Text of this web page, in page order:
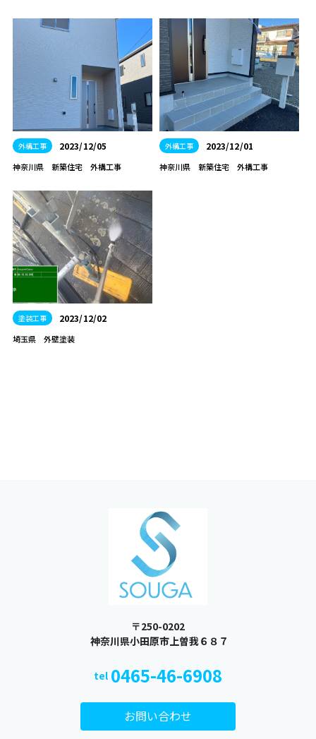
外構工事 2023/12/05
神奈川県 新築住宅 外構工事
外構工事 2023/12/01
神奈川県 新築住宅 外構工事
塗装工事 2023/12/02
埼玉県 外壁塗装
〒250-0202
​​​​​​​ 神奈川県小田原市上曽我６８７
tel 0465-46-6908
お問い合わせ